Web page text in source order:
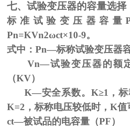
七、试验变压器的容量选择
标准试验变压器容量
Pn=KVn2ωct×10-9。
式中： Pn—标称试验变压器
Vn—试验变压器的额定
（KV）
K—安全系数。 K≥1，
K=2，标称电压较低时，K值
ct—被试品的电容量（PF）